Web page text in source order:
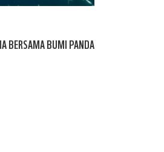
BERSAMA BUMI PANDA